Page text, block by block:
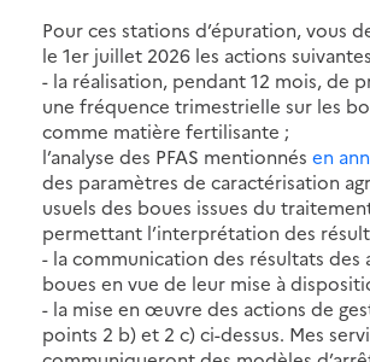
Pour ces stations d’épuration, vous
le 1er juillet 2026 les actions
- la réalisation, pendant 12 mois, de
une fréquence trimestrielle sur les
comme matière fertilisante ;
l’analyse des PFAS mentionnés en
des paramètres de caractérisation
usuels des boues issues du
permettant l’interprétation des
- la communication des résultats des
boues en vue de leur mise à
- la mise en œuvre des actions de
points 2 b) et 2 c) ci-dessus. Mes